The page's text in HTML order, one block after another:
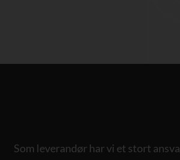
Som leverandør har vi et stort